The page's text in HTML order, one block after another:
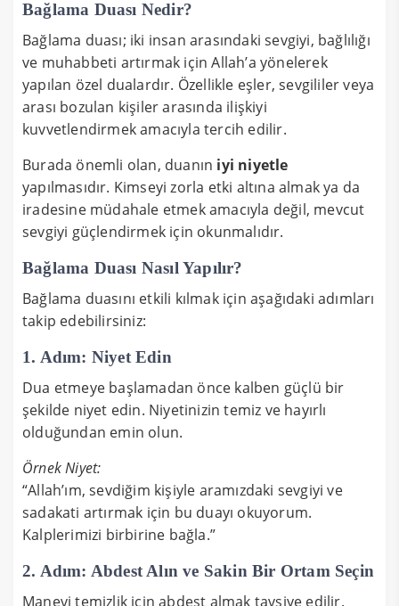
Bağlama Duası Nedir?
Bağlama duası; iki insan arasındaki sevgiyi, bağlılığı
ve muhabbeti artırmak için Allah’a yönelerek
yapılan özel dualardır. Özellikle eşler, sevgililer veya
arası bozulan kişiler arasında ilişkiyi
kuvvetlendirmek amacıyla tercih edilir.
Burada önemli olan, duanın iyi niyetle
yapılmasıdır. Kimseyi zorla etki altına almak ya da
iradesine müdahale etmek amacıyla değil, mevcut
sevgiyi güçlendirmek için okunmalıdır.
Bağlama Duası Nasıl Yapılır?
Bağlama duasını etkili kılmak için aşağıdaki adımları
takip edebilirsiniz:
1. Adım: Niyet Edin
Dua etmeye başlamadan önce kalben güçlü bir
şekilde niyet edin. Niyetinizin temiz ve hayırlı
olduğundan emin olun.
Örnek Niyet:
“Allah’ım, sevdiğim kişiyle aramızdaki sevgiyi ve
sadakati artırmak için bu duayı okuyorum.
Kalplerimizi birbirine bağla.”
2. Adım: Abdest Alın ve Sakin Bir Ortam Seçin
Manevi temizlik için abdest almak tavsiye edilir.